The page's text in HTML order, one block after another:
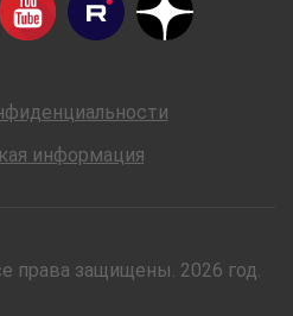
информация
права защищены. 2026 год.